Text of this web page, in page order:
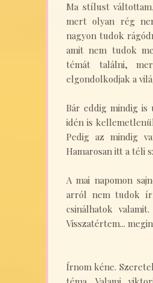
Ma stílust
mert olyan rég
nagyon tudok
amit nem tudok
témát találni,
elgondolkodjak a
Bár eddig mindig
idén is
Pedig az mindig
Hamarosan itt a téli
A mai napomon
arról nem tudok
csinálhatok
Visszatértem...
Írnom kéne.